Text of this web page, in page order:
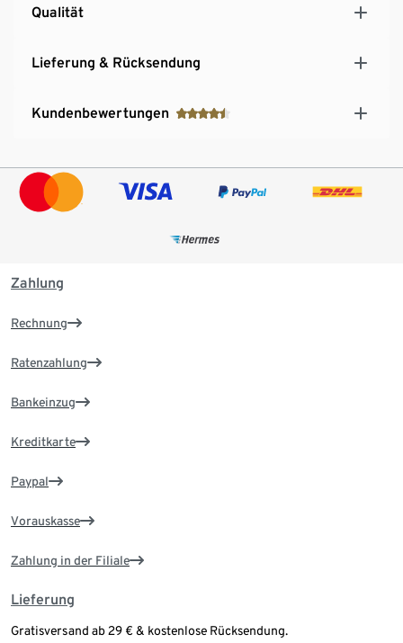
Qualität
Lieferung & Rücksendung
Kundenbewertungen
Zahlung
Rechnung
Ratenzahlung
Bankeinzug
Kreditkarte
Paypal
Vorauskasse
Zahlung in der Filiale
Lieferung
Gratisversand ab 29 € & kostenlose Rücksendung.